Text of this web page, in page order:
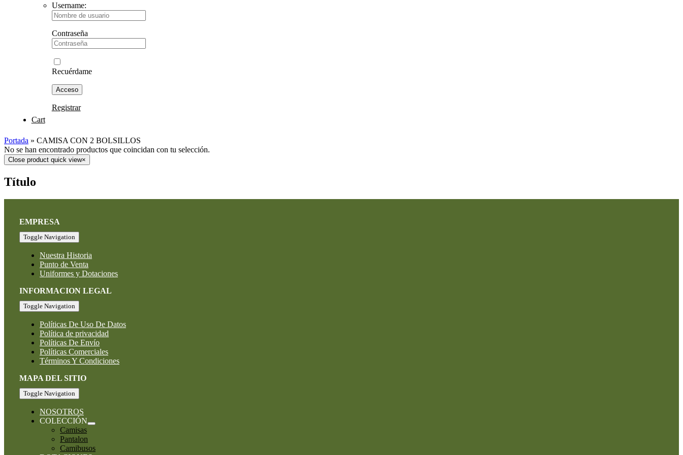
Username:
Contraseña
Recuérdame
Registrar
Cart
Portada » CAMISA CON 2 BOLSILLOS
No se han encontrado productos que coincidan con tu selección.
Close product quick view×
Título
EMPRESA
Toggle Navigation
Nuestra Historia
Punto de Venta
Uniformes y Dotaciones
INFORMACION LEGAL
Toggle Navigation
Políticas De Uso De Datos
Política de privacidad
Políticas De Envío
Políticas Comerciales
Términos Y Condiciones
MAPA DEL SITIO
Toggle Navigation
NOSOTROS
COLECCIÓN
Camisas
Pantalon
Camibusos